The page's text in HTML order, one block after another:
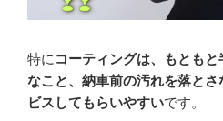
特に コーティングは、もとも
なこと、納車前の汚れを落と
ビスしてもらいやすいです。